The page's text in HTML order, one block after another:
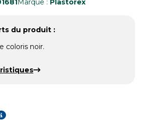
Marque : Plastorex
du produit :
coloris noir.